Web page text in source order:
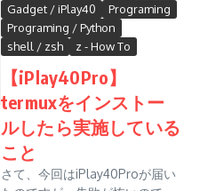
Gadget / iPlay40
Programing
Programing / Python
shell / zsh
z - How To
【iPlay40Pro】
termuxをインストー
ルしたら実施している
こと
さて、今回はiPlay40Proが届い